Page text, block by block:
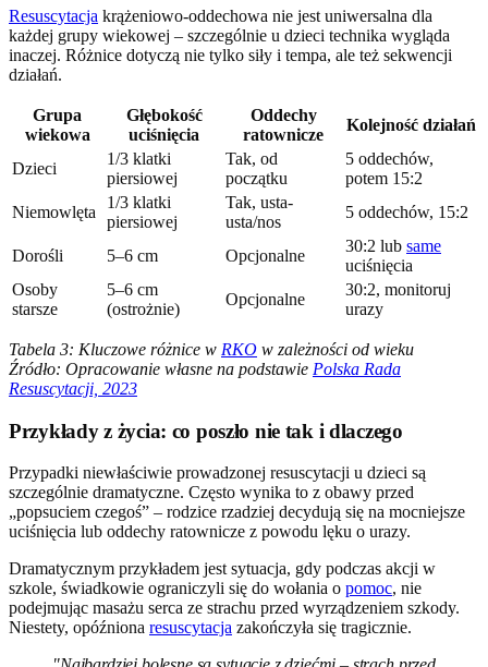
Resuscytacja krążeniowo-oddechowa nie jest uniwersalna dla
każdej grupy wiekowej – szczególnie u dzieci technika wygląda
inaczej. Różnice dotyczą nie tylko siły i tempa, ale też sekwencji
działań.
Grupa
wiekowa
Głębokość
uciśnięcia
Oddechy
ratownicze
Kolejność działań
Dzieci
1/3 klatki
piersiowej
Tak, od
początku
5 oddechów,
potem 15:2
Niemowlęta
1/3 klatki
piersiowej
Tak, usta-
usta/nos
5 oddechów, 15:2
Dorośli 5–6 cm Opcjonalne
30:2 lub same
uciśnięcia
Osoby
starsze
5–6 cm
(ostrożnie)
Opcjonalne
30:2, monitoruj
urazy
Tabela 3: Kluczowe różnice w RKO w zależności od wieku
Źródło: Opracowanie własne na podstawie Polska Rada
Resuscytacji, 2023
Przykłady z życia: co poszło nie tak i dlaczego
Przypadki niewłaściwie prowadzonej resuscytacji u dzieci są
szczególnie dramatyczne. Często wynika to z obawy przed
„popsuciem czegoś” – rodzice rzadziej decydują się na mocniejsze
uciśnięcia lub oddechy ratownicze z powodu lęku o urazy.
Dramatycznym przykładem jest sytuacja, gdy podczas akcji w
szkole, świadkowie ograniczyli się do wołania o pomoc, nie
podejmując masażu serca ze strachu przed wyrządzeniem szkody.
Niestety, opóźniona resuscytacja zakończyła się tragicznie.